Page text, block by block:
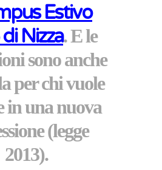
Estivo
Nizza. E le
sono anche
per chi vuole
in una nuova
(legge
2013).